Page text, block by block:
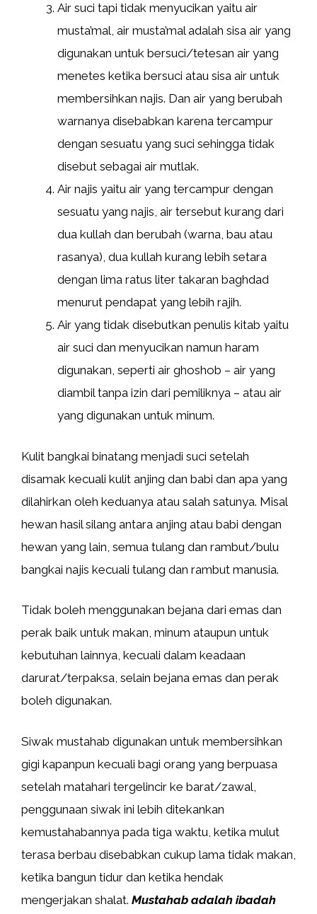
Air suci tapi tidak menyucikan yaitu air
musta’mal, air musta’mal adalah sisa air yang
digunakan untuk bersuci/tetesan air yang
menetes ketika bersuci atau sisa air untuk
membersihkan najis. Dan air yang berubah
warnanya disebabkan karena tercampur
dengan sesuatu yang suci sehingga tidak
disebut sebagai air mutlak.
Air najis yaitu air yang tercampur dengan
sesuatu yang najis, air tersebut kurang dari
dua kullah dan berubah (warna, bau atau
rasanya), dua kullah kurang lebih setara
dengan lima ratus liter takaran baghdad
menurut pendapat yang lebih rajih.
Air yang tidak disebutkan penulis kitab yaitu
air suci dan menyucikan namun haram
digunakan, seperti air ghoshob – air yang
diambil tanpa izin dari pemiliknya – atau air
yang digunakan untuk minum.
Kulit bangkai binatang menjadi suci setelah
disamak kecuali kulit anjing dan babi dan apa yang
dilahirkan oleh keduanya atau salah satunya. Misal
hewan hasil silang antara anjing atau babi dengan
hewan yang lain, semua tulang dan rambut/bulu
bangkai najis kecuali tulang dan rambut manusia.
Tidak boleh menggunakan bejana dari emas dan
perak baik untuk makan, minum ataupun untuk
kebutuhan lainnya, kecuali dalam keadaan
darurat/terpaksa, selain bejana emas dan perak
boleh digunakan.
Siwak mustahab digunakan untuk membersihkan
gigi kapanpun kecuali bagi orang yang berpuasa
setelah matahari tergelincir ke barat/zawal,
penggunaan siwak ini lebih ditekankan
kemustahabannya pada tiga waktu, ketika mulut
terasa berbau disebabkan cukup lama tidak makan,
ketika bangun tidur dan ketika hendak
mengerjakan shalat. Mustahab adalah ibadah